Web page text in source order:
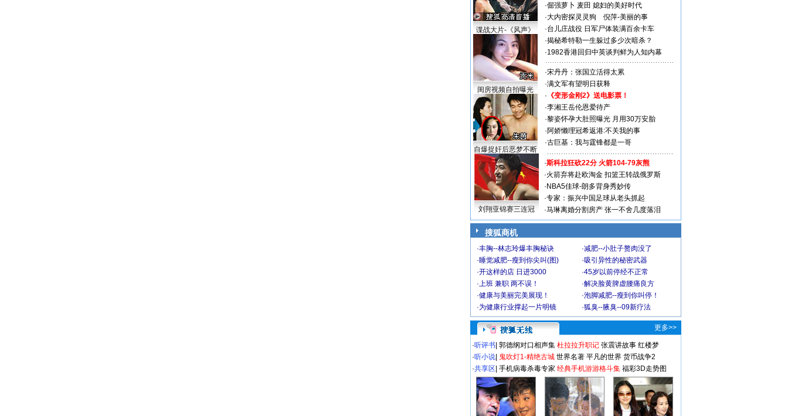
谍战大片-《风声》
闺房视频自拍曝光
自爆捉奸后恶梦不断
·倔强萝卜 麦田 媳妇的美好时代
·大内密探灵灵狗
倪萍-美丽的事
·台儿庄战役 日军尸体装满百余卡车
·揭秘希特勒一生躲过多少次暗杀？
·1982香港回归中英谈判鲜为人知内幕
·宋丹丹：张国立活得太累
·满文军有望明日获释
· 《变形金刚2》送电影票！
·李湘王岳伦恩爱待产
·黎姿怀孕大肚照曝光 月用30万安胎
·阿娇懒理冠希返港:不关我的事
·古巨基：我与霆锋都是一哥
刘翔亚锦赛三连冠
·斯科拉狂砍22分 火箭104-79灰熊
·火箭弃将赴欧淘金 扣篮王转战俄罗斯
· NBA5佳球-朗多背身秀妙传
·专家：振兴中国足球从老头抓起
·马琳离婚分割房产 张一不舍几度落泪
搜狐商机
·丰胸--林志玲爆丰胸秘诀 ·减肥--小肚子赘肉没了
·睡觉减肥--瘦到你尖叫(图) ·吸引异性的秘密武器
·开这样的店 日进3000 ·45岁以前停经不正常
·上班 兼职 两不误！ ·解决脸黄脾虚腰痛良方
·健康与美丽完美展现！ ·泡脚减肥--瘦到你叫停！
·为健康行业撑起一片明镜 ·狐臭--腋臭--09新疗法
更多>>
·听评书 郭德纲对口相声集 杜拉拉升职记 张震讲故事 红楼梦
·听小说 鬼吹灯1-精绝古城 世界名著 平凡的世界 货币战争2
·共享区 手机病毒杀毒专家 经典手机游游格斗集 福彩3D走势图